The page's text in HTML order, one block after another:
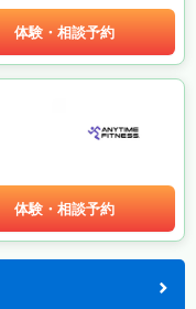
体験・相談予約
体験・相談予約